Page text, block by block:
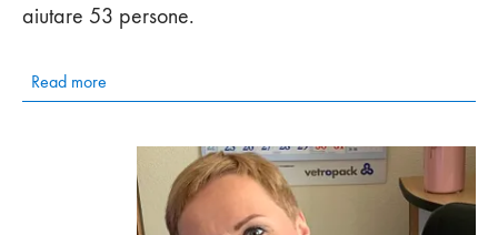
aiutare 53 persone.
Read more